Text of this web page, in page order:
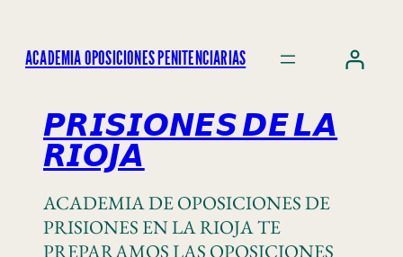
ACADEMIA OPOSICIONES PENITENCIARIAS
𝙋𝙍𝙄𝙎𝙄𝙊𝙉𝙀𝙎 𝘿𝙀 𝙇𝘼
𝙍𝙄𝙊𝙅𝘼
ACADEMIA DE OPOSICIONES DE
PRISIONES EN LA RIOJA TE
PREPARAMOS LAS OPOSICIONES